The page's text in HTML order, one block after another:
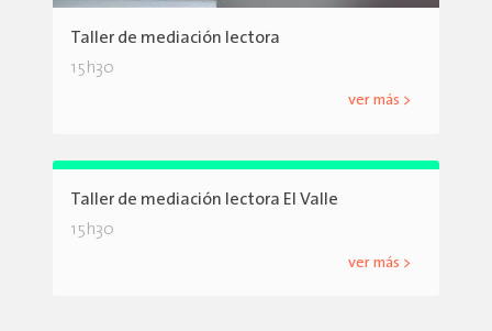
Taller de mediación lectora
15h30
ver más >
Taller de mediación lectora El Valle
15h30
ver más >